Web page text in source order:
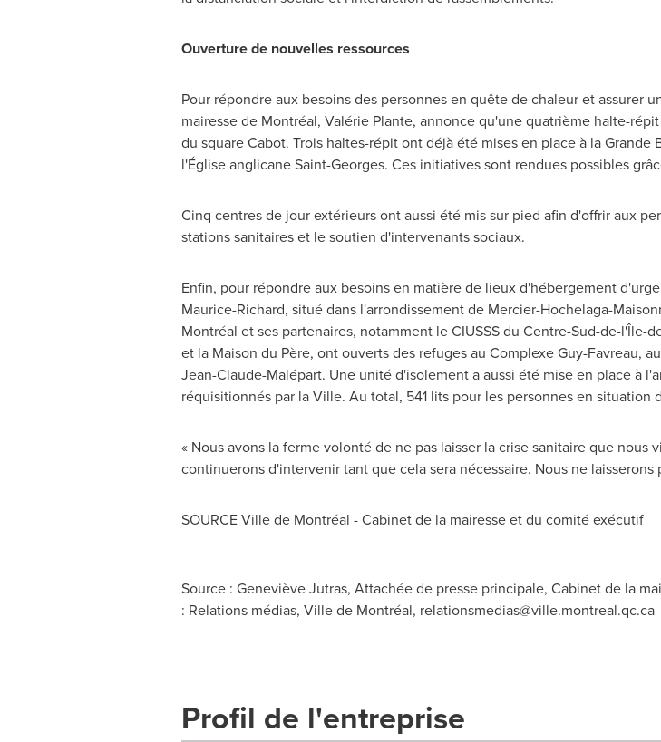
Ouverture de nouvelles ressources
Pour répondre aux besoins des personnes en quête de chaleur et assurer
mairesse de Montréal, Valérie Plante, annonce qu'une quatrième halte-
du square Cabot. Trois haltes-répit ont déjà été mises en place à la
l'Église anglicaneSaint-Georges. Ces initiatives sont rendues possibles
Cinq centres de jour extérieurs ont aussi été mis sur pied afin d'offrir aux
stations sanitaires et le soutien d'intervenants sociaux.
Enfin, pour répondre aux besoins en matière de lieux d'hébergement
Maurice-Richard, situé dans l'arrondissement de Mercier-Hochelaga-
Montréal et ses partenaires, notamment le CIUSSS du Centre-Sud-de-
et la Maison du Père, ont ouverts des refuges au Complexe Guy-Favreau,
Jean-Claude-Malépart. Une unité d'isolement a aussi été mise en place à
réquisitionnés par la Ville. Au total, 541 lits pour les personnes en situation
« Nous avons la ferme volonté de ne pas laisser la crise sanitaire que
continuerons d'intervenir tant que cela sera nécessaire. Nous ne
SOURCE Ville de Montréal - Cabinet de la mairesse et du comité exécutif
Source : Geneviève Jutras, Attachée de presse principale, Cabinet de la
: Relations médias, Ville de Montréal, relationsmedias@ville.montreal.qc.ca
Profil de l'entreprise